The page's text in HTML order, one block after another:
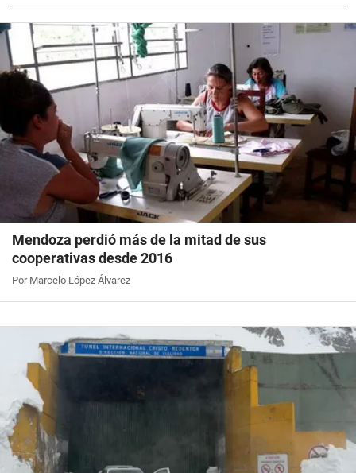
Mendoza perdió más de la mitad de sus
cooperativas desde 2016
Por Marcelo López Álvarez